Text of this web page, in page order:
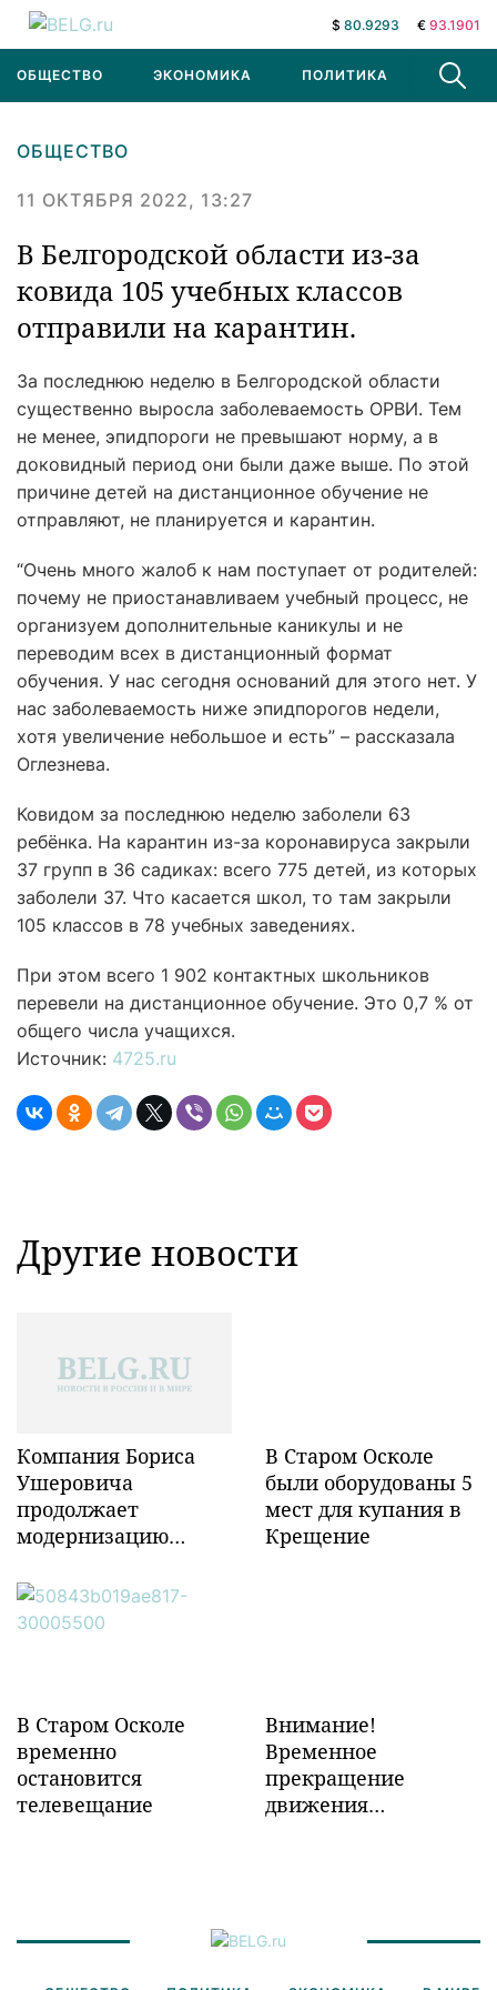
$ 80.9293 € 93.1901
ОБЩЕСТВО ЭКОНОМИКА ПОЛИТИКА В МИРЕ
ОБЩЕСТВО
11 ОКТЯБРЯ 2022, 13:27
В Белгородской области из-за
ковида 105 учебных классов
отправили на карантин.
За последнюю неделю в Белгородской области
существенно выросла заболеваемость ОРВИ. Тем
не менее, эпидпороги не превышают норму, а в
доковидный период они были даже выше. По этой
причине детей на дистанционное обучение не
отправляют, не планируется и карантин.
“Очень много жалоб к нам поступает от родителей:
почему не приостанавливаем учебный процесс, не
организуем дополнительные каникулы и не
переводим всех в дистанционный формат
обучения. У нас сегодня оснований для этого нет. У
нас заболеваемость ниже эпидпорогов недели,
хотя увеличение небольшое и есть” – рассказала
Оглезнева.
Ковидом за последнюю неделю заболели 63
ребёнка. На карантин из-за коронавируса закрыли
37 групп в 36 садиках: всего 775 детей, из которых
заболели 37. Что касается школ, то там закрыли
105 классов в 78 учебных заведениях.
При этом всего 1 902 контактных школьников
перевели на дистанционное обучение. Это 0,7 % от
общего числа учащихся.
Источник: 4725.ru
Другие новости
Компания Бориса
Ушеровича
продолжает
модернизацию
инфраструктуры в
Забайкалье
В Старом Осколе
были оборудованы 5
мест для купания в
Крещение
В Старом Осколе
временно
остановится
телевещание
Внимание!
Временное
прекращение
движения